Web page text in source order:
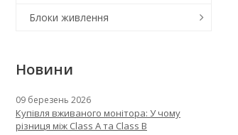
Блоки живлення
Новини
09 березень 2026
Купівля вживаного монітора: У чому
різниця між Class A та Class B